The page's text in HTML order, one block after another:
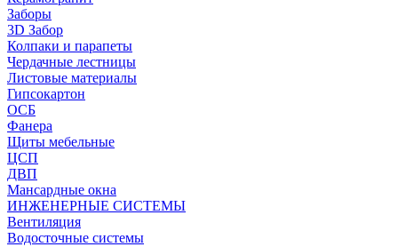
Заборы
3D Забор
Колпаки и парапеты
Чердачные лестницы
Листовые материалы
Гипсокартон
ОСБ
Фанера
Щиты мебельные
ЦСП
ДВП
Мансардные окна
ИНЖЕНЕРНЫЕ СИСТЕМЫ
Вентиляция
Водосточные системы